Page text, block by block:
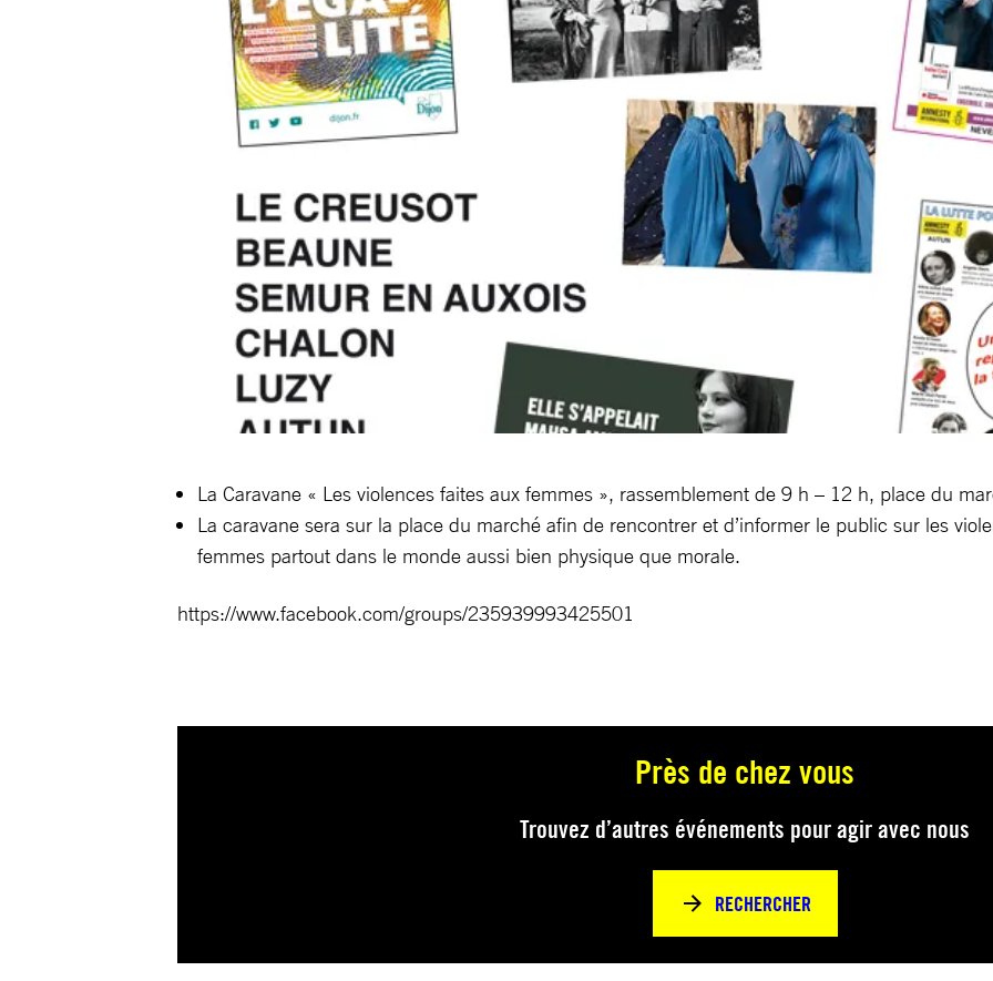
La Caravane « Les violences faites aux femmes », rassemblement de 9 h – 12 h, place du
La caravane sera sur la place du marché afin de rencontrer et d’informer le public sur les
femmes partout dans le monde aussi bien physique que morale.
https://www.facebook.com/groups/235939993425501
Près de chez vous
Trouvez d’autres événements pour agir avec nous
RECHERCHER